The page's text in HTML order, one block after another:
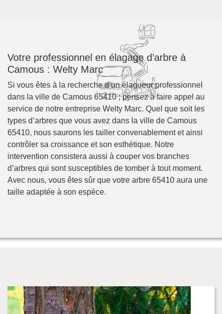
Votre professionnel en élagage d’arbre à
Camous : Welty Marc
Si vous êtes à la recherche d’un élagueur professionnel
dans la ville de Camous 65410 ; pensez à faire appel au
service de notre entreprise Welty Marc. Quel que soit les
types d’arbres que vous avez dans la ville de Camous
65410, nous saurons les tailler convenablement et ainsi
contrôler sa croissance et son esthétique. Notre
intervention consistera aussi à couper vos branches
d’arbres qui sont susceptibles de tomber à tout moment.
Avec nous, vous êtes sûr que votre arbre 65410 aura une
taille adaptée à son espèce.